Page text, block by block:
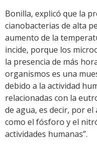
Bonilla, explicó que la
cianobacterias de alta
aumento de la
incide, porque los
la presencia de más
organismos es una
debido a la actividad
relacionadas con la
de agua, es decir, por
como el fósforo y el
actividades humanas”.